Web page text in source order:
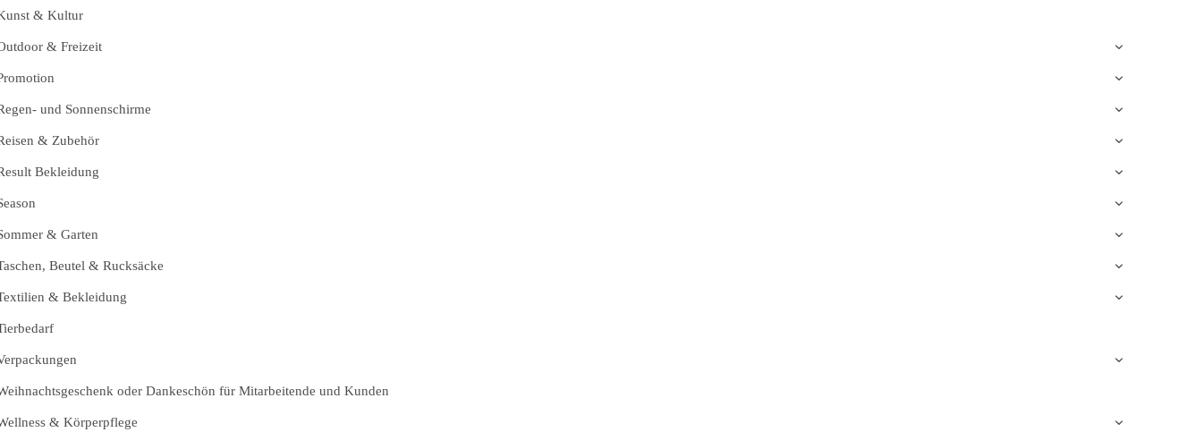
& Kultur
& Freizeit
und Sonnenschirme
& Zubehör
Bekleidung
& Garten
Beutel & Rucksäcke
& Bekleidung
oder Dankeschön für Mitarbeitende und Kunden
& Körperpflege